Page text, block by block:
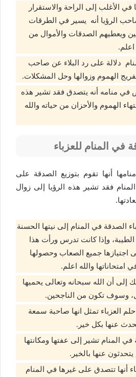
في الأغلب إلى الراحة والاستقرار
الرؤيا أنه يسير في الطرقات
ويعطيهم الصدقات والأموال من
دلالة على رد البلاء عن صاحب
الهموم وزوالها وحل المشكلات.
في منامه أنه يتصدق فقد تشير هذه
الهموم والأحزان من حياته والله
في المنام للعزباء
أنها تقوم بتوزيع الصدقة على
فقد تشير هذه الرؤيا إلى زوال
الصدقة في المنام إلى نيتها الحسنة
الطيبة، وإذا كانت تدرس ورأت هذا
اجتيازها جميع الصعاب وحصولها
والله اعلم.
إلى أن الله سبحانه وتعالى يحميها
وسوف تكون من الناجحين.
العزباء تمثل انها صاحبة سمعة
عنها بكل خير.
في المنام تشير إلى عفتها ومكانتها
عنها بالخير.
أنها تتصدق على غيرها في المنام